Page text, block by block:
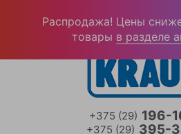
+375 (29) 196-
+375 (29) 395-
Распродажа! Цены
товары в разделе